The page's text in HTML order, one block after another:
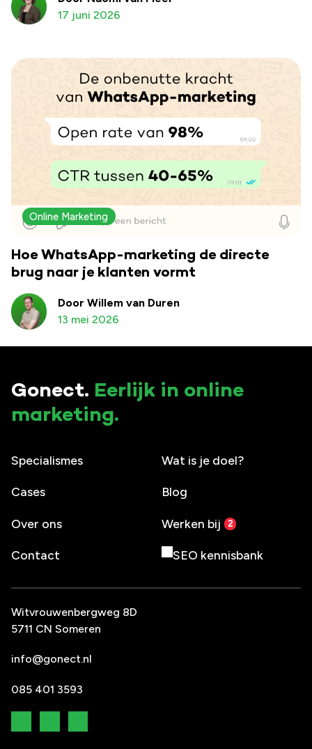
17 juni 2026
Online Marketing
Hoe WhatsApp-marketing de directe
brug naar je klanten vormt
Door Willem van Duren
13 mei 2026
Gonect. Eerlijk in online
marketing.
Specialismes Wat is je doel?
Cases Blog
Over ons Werken bij
Contact SEO kennisbank
Witvrouwenbergweg 8D
5711 CN Someren
info@gonect.nl
085 401 3593